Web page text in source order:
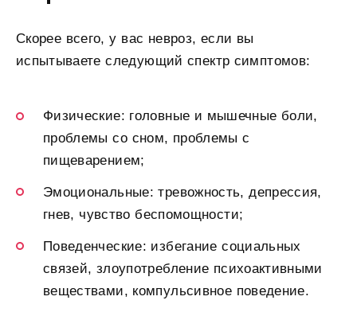
Скорее всего, у вас невроз, если вы
испытываете следующий спектр симптомов:
Физические: головные и мышечные боли,
проблемы со сном, проблемы с
пищеварением;
Эмоциональные: тревожность, депрессия,
гнев, чувство беспомощности;
Поведенческие: избегание социальных
связей, злоупотребление психоактивными
веществами, компульсивное поведение.